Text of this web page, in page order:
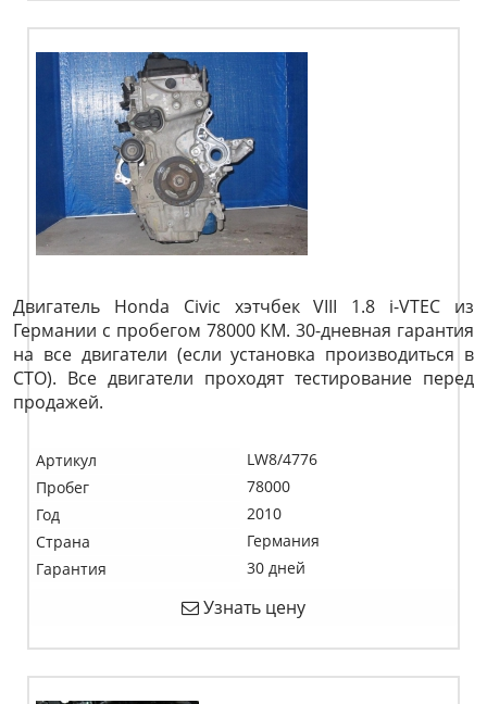
Двигатель Honda Civic хэтчбек VIII 1.8 i-VTEC из
Германии с пробегом 78000 КМ. 30-дневная гарантия
на все двигатели (если установка производиться в
СТО). Все двигатели проходят тестирование перед
продажей.
Артикул
LW8/4776
Пробег
78000
Год
2010
Страна
Германия
Гарантия
30 дней
Узнать цену